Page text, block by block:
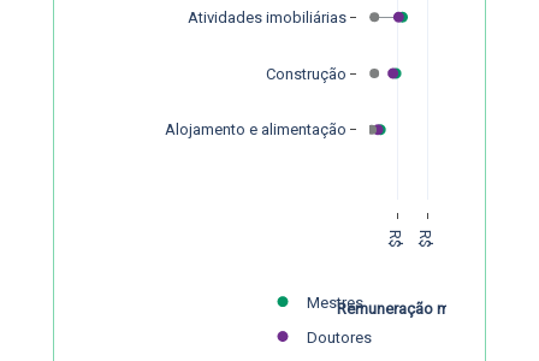
R$ 10.000 R$ 20.000
Alojamento e alimentação
Construção
Atividades imobiliárias
Mestres
Doutores
Remuneração média